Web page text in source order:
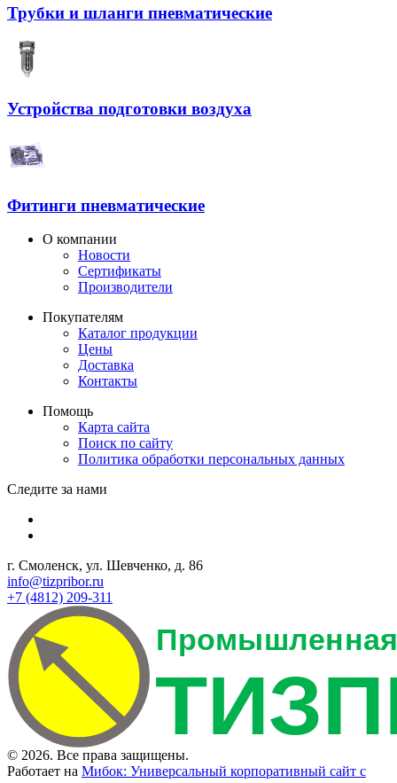
Трубки и шланги пневматические
Устройства подготовки воздуха
Фитинги пневматические
О компании
Новости
Сертификаты
Производители
Покупателям
Каталог продукции
Цены
Доставка
Контакты
Помощь
Карта сайта
Поиск по сайту
Политика обработки персональных данных
Следите за нами
г. Смоленск, ул. Шевченко, д. 86
info@tizpribor.ru
+7 (4812) 209-311
© 2026. Все права защищены.
Работает на Мибок: Универсальный корпоративный сайт с